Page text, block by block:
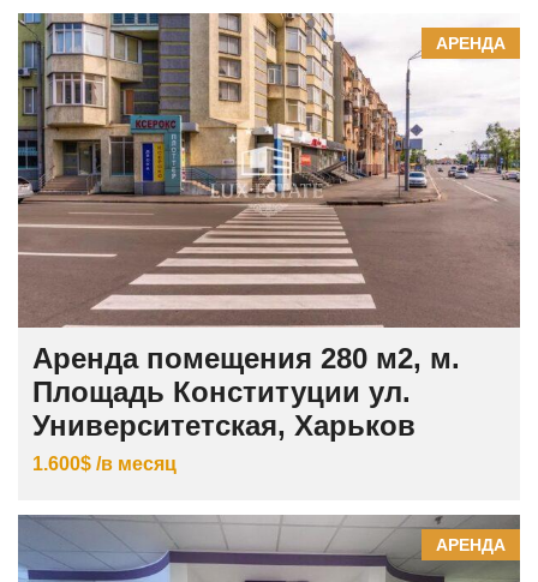
АРЕНДА
Аренда помещения 280 м2, м.
Площадь Конституции ул.
Университетская, Харьков
1.600$ /в месяц
АРЕНДА